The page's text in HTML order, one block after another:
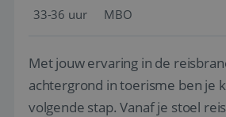
33-36 uur
MBO
Met jouw ervaring in de
achtergrond in toerisme ben je
volgende stap. Vanaf je stoel